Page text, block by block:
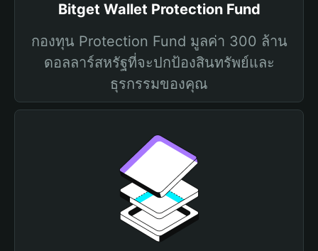
Bitget Wallet Protection Fund
กองทุน Protection Fund มูลค่า 300 ล้าน
ดอลลาร์สหรัฐที่จะปกป้องสินทรัพย์และ
ธุรกรรมของคุณ